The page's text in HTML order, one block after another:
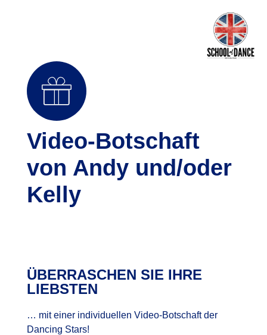
Video-Botschaft
von Andy und/oder
Kelly
ÜBERRASCHEN SIE IHRE
LIEBSTEN
… mit einer individuellen Video-Botschaft der
Dancing Stars!